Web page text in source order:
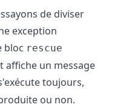
de diviser
exception
bloc rescue
affiche un message
toujours,
ou non.